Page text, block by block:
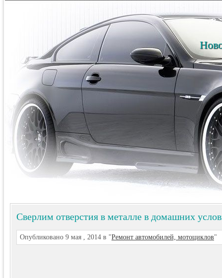
Сверлим отверстия в металле в домашних
Опубликовано 9 мая , 2014 в "Ремонт автомобилей, мотоциклов"